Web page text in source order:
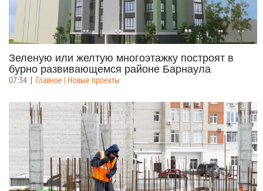
Зеленую или желтую многоэтажку построят в
бурно развивающемся районе Барнаула
07:34 | Главное | Новые проекты